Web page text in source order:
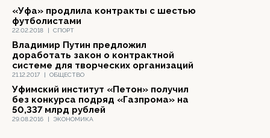
22.02.2018 | СПОРТ
«Уфа» продлила контракты с шестью
футболистами
21.12.2017 | ОБЩЕСТВО
Владимир Путин предложил
доработать закон о контрактной
системе для творческих организаций
29.08.2016 | ЭКОНОМИКА
Уфимский институт «Петон» получил
без конкурса подряд «Газпрома» на
50,337 млрд рублей